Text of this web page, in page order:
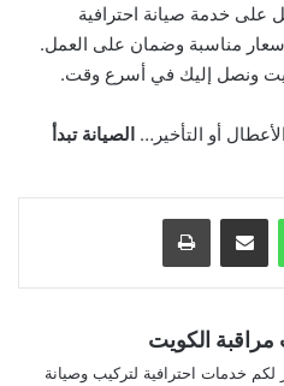
على خدمة صيانة احترافية
مناسبة وضمان على العمل.
ونصل إليك في أسرع وقت.
أو التأخير… الصيانة تبدأ
واتساب مشاركة بالبريد الإلكترونيطباعة
الكويت
خدمات احترافية لتركيب وصيانة